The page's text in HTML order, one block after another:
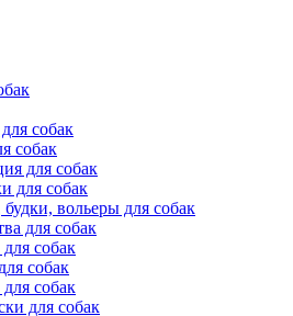
собак
собак
для собак
для собак
вольеры для собак
для собак
собак
собак
собак
для собак